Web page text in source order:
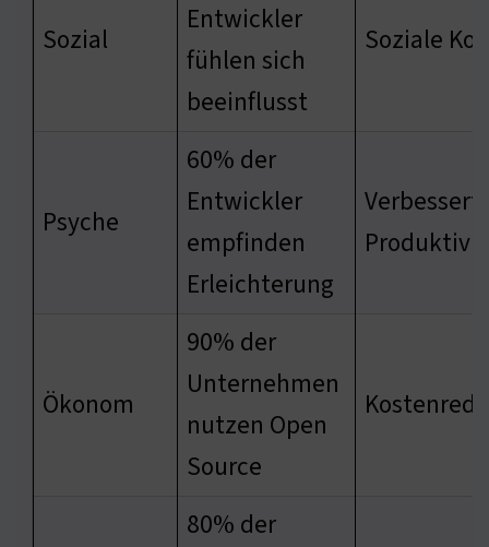
Sozial
Entwickler
fühlen sich
beeinflusst
Soziale
Psyche
60% der
Entwickler
empfinden
Erleichterung
Ökonom
90% der
Unternehmen
nutzen Open
Source
80% der